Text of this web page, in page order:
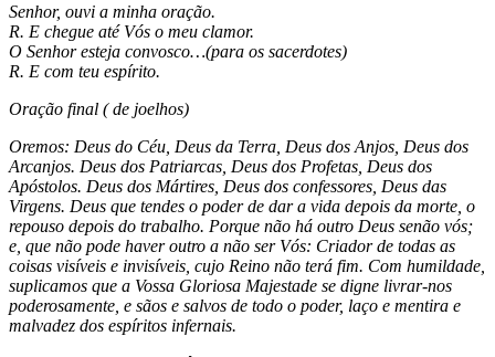
Senhor, ouvi a minha oração.
R. E chegue até Vós o meu clamor.
O Senhor esteja convosco…(para os sacerdotes)
R. E com teu espírito.
Oração final ( de joelhos)
Oremos: Deus do Céu, Deus da Terra, Deus dos Anjos, Deus dos
Arcanjos. Deus dos Patriarcas, Deus dos Profetas, Deus dos
Apóstolos. Deus dos Mártires, Deus dos confessores, Deus das
Virgens. Deus que tendes o poder de dar a vida depois da morte, o
repouso depois do trabalho. Porque não há outro Deus senão vós;
e, que não pode haver outro a não ser Vós: Criador de todas as
coisas visíveis e invisíveis, cujo Reino não terá fim. Com humildade,
suplicamos que a Vossa Gloriosa Majestade se digne livrar-nos
poderosamente, e sãos e salvos de todo o poder, laço e mentira e
malvadez dos espíritos infernais.